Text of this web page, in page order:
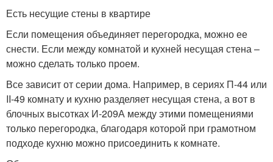
Есть несущие стены в квартире
Если помещения объединяет перегородка, можно ее
снести. Если между комнатой и кухней несущая стена –
можно сделать только проем.
Все зависит от серии дома. Например, в сериях П-44 или
II-49 комнату и кухню разделяет несущая стена, а вот в
блочных высотках И-209А между этими помещениями
только перегородка, благодаря которой при грамотном
подходе кухню можно присоединить к комнате.